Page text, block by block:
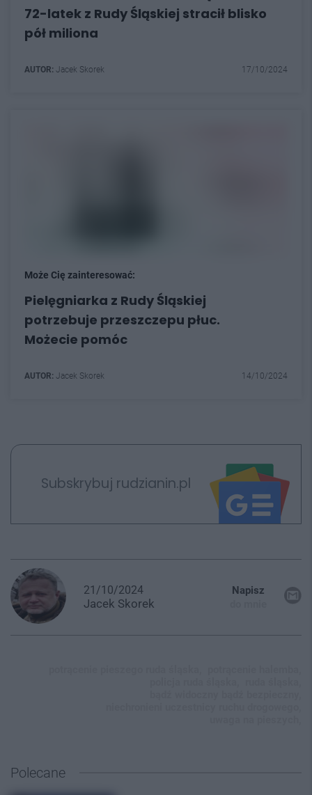
72-latek z Rudy Śląskiej stracił blisko
pół miliona
AUTOR: Jacek Skorek 17/10/2024
Może Cię zainteresować:
Pielęgniarka z Rudy Śląskiej
potrzebuje przeszczepu płuc.
Możecie pomóc
AUTOR: Jacek Skorek 14/10/2024
Subskrybuj rudzianin.pl
21/10/2024
Jacek Skorek
Napisz
Polecane